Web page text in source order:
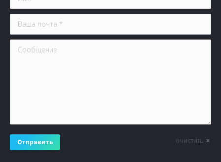
Ваша почта *
Сообщение
Отправить очистить